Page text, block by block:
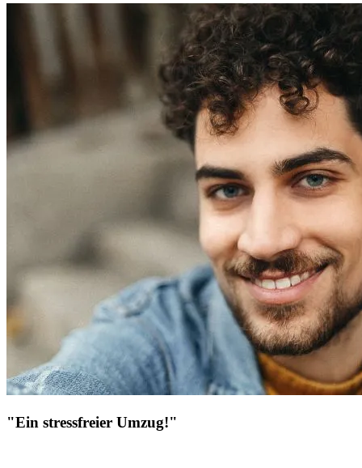
"Ein stressfreier Umzug!"